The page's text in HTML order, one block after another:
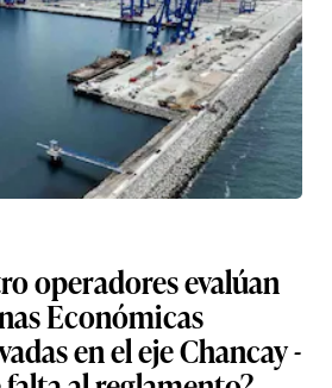
operadores evalúan
Económicas
en el eje Chancay -